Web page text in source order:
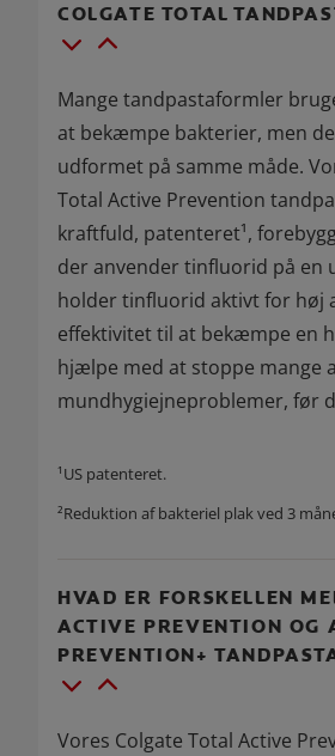
COLGATE TOTAL
Mange tandpastaformler
at bekæmpe bakterier, men
udformet på samme måde.
Total Active Prevention
kraftfuld, patenteret¹,
der anvender tinfluorid på en
holder tinfluorid aktivt for høj
effektivitet til at bekæmpe en
hjælpe med at stoppe mange
mundhygiejneproblemer, før
¹US patenteret.
²Reduktion af bakteriel plak ved 3
HVAD ER FORSKELLEN
ACTIVE PREVENTION OG
PREVENTION+
Vores Colgate Total Active